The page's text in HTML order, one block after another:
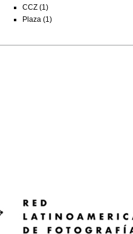
CCZ (1)
Plaza (1)